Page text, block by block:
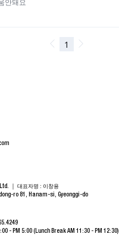
｜ 대표자명 : 이창용
ro 81, Hanam-si, Gyeonggi-do
- PM 5:00 (Lunch Break AM 11:30 - PM 12:30)